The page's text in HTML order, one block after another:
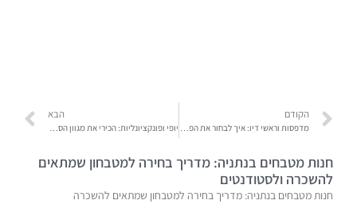
הקודם
מדפסות וראשי דיו: איך לבחור את הפתרון המשתלם והאיכותי ביותר לעסק
הבא
יופי ופונקציונליות: הכירי את מגוון הסגנונות והבדים בעולם הגוזיות
חנות מטבחים בנתניה: מדריך בחירה למטבחון שמתאים
להשכרה ולסטודנטים
חנות מטבחים בנתניה: מדריך בחירה למטבחון שמתאים להשכרה